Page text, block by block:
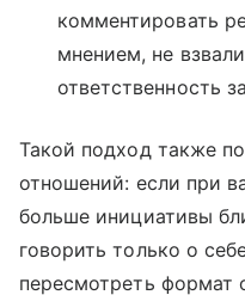
комментировать
мнением, не
ответственность
Такой подход также
отношений: если при
больше инициативы
говорить только о
пересмотреть формат